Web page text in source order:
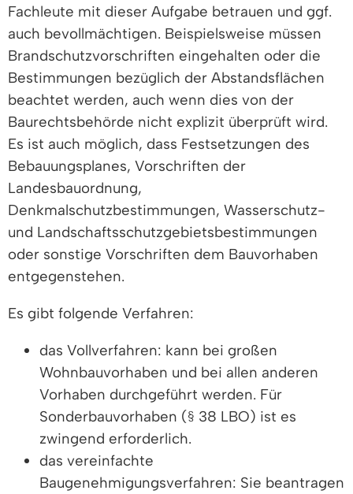
Fachleute mit dieser Aufgabe betrauen und ggf.
auch bevollmächtigen. Beispielsweise müssen
Brandschutzvorschriften eingehalten oder die
Bestimmungen bezüglich der Abstandsflächen
beachtet werden, auch wenn dies von der
Baurechtsbehörde nicht explizit überprüft wird.
Es ist auch möglich, dass Festsetzungen des
Bebauungsplanes, Vorschriften der
Landesbauordnung,
Denkmalschutzbestimmungen, Wasserschutz-
und Landschaftsschutzgebietsbestimmungen
oder sonstige Vorschriften dem Bauvorhaben
entgegenstehen.
Es gibt folgende Verfahren:
das Vollverfahren: kann bei großen
Wohnbauvorhaben und bei allen anderen
Vorhaben durchgeführt werden. Für
Sonderbauvorhaben (§ 38 LBO) ist es
zwingend erforderlich.
das vereinfachte
Baugenehmigungsverfahren: Sie beantragen